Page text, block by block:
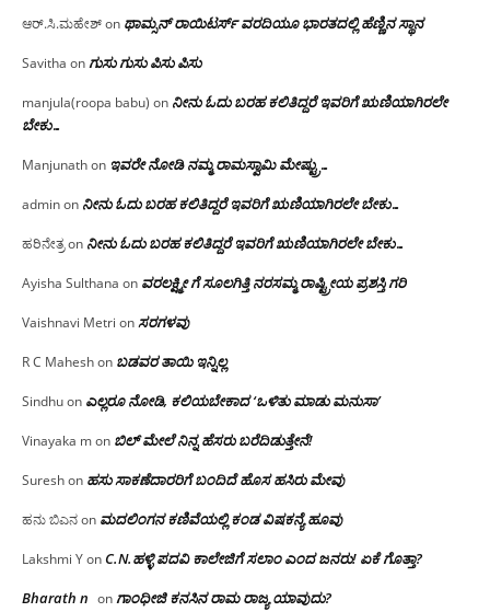
ಆರ್.ಸಿ.ಮಹೇಶ್on ಥಾಮ್ಸನ್ ರಾಯಿಟರ್ಸ್ ವರದಿಯೂ ಭಾರತದಲ್ಲಿ ಹೆಣ್ಣಿನ ಸ್ಥಾನ‌
Savitha onಗುಸು ಗುಸು ಪಿಸು ಪಿಸು
manjula(roopa babu) on ನೀನು ಓದು ಬರಹ ಕಲಿತಿದ್ದರೆ ಇವರಿಗೆ ಋಣಿಯಾಗಿರಲೇ
ಬೇಕು…
Manjunathon ಇವರೇ‌ ನೋಡಿ‌ ನಮ್ಮ‌ ರಾಮಸ್ವಾಮಿ ಮೇಷ್ಟ್ರು…
adminon ನೀನು ಓದು ಬರಹ ಕಲಿತಿದ್ದರೆ ಇವರಿಗೆ ಋಣಿಯಾಗಿರಲೇ ಬೇಕು…
ಹರಿನೇತ್ರon ನೀನು ಓದು ಬರಹ ಕಲಿತಿದ್ದರೆ ಇವರಿಗೆ ಋಣಿಯಾಗಿರಲೇ ಬೇಕು…
Ayisha Sulthana on ವರಲಕ್ಷ್ಮೀ ಗೆ ಸೂಲಗಿತ್ತಿ ನರಸಮ್ಮ‌ ರಾಷ್ಟ್ರೀಯ ಪ್ರಶಸ್ತಿ ಗರಿ
Vaishnavi Metri onಸರಗಳವು
R C Maheshon ಬಡವರ ತಾಯಿ ಇನ್ನಿಲ್ಲ
Sindhuon ಎಲ್ಲರೂ ನೋಡಿ, ಕಲಿಯಬೇಕಾದ ‘ಒಳಿತು ಮಾಡು ಮನುಸಾ’
Vinayaka mon ಬಿಲ್ ಮೇಲೆ ನಿನ್ನ ಹೆಸರು ಬರೆದಿಡುತ್ತೇನೆ!
Sureshon ಹಸು ಸಾಕಣೆದಾರರಿಗೆ ಬಂದಿದೆ ಹೊಸ ಹಸಿರು ಮೇವು
ಹನು ಬಿಎನon ಮದಲಿಂಗನ ಕಣಿವೆಯಲ್ಲಿ ಕಂಡ ವಿಷಕನ್ಯೆ ಹೂವು
Lakshmi YonC.N.ಹಳ್ಳಿ ಪದವಿ ಕಾಲೇಜಿಗೆ ಸಲಾಂ‌ ಎಂದ ಜನರು! ಏಕೆ ಗೊತ್ತಾ?
Bharath n onಗಾಂಧೀಜಿ ಕನಸಿನ ರಾಮ ರಾಜ್ಯ ಯಾವುದು?